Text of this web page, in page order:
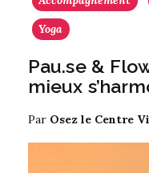
Yoga
Pau.se &
mieux
Par Osez le Centre